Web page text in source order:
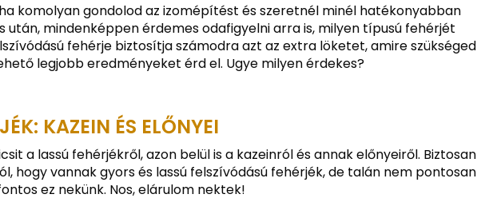
ha komolyan gondolod az izomépítést és szeretnél minél hatékonyabban
után, mindenképpen érdemes odafigyelni arra is, milyen típusú fehérjét
fehérje biztosítja számodra azt az extra löketet, amire szükséged
legjobb eredményeket érd el. Ugye milyen érdekes?
KAZEIN ÉS ELŐNYEI
a lassú fehérjékről, azon belül is a kazeinról és annak előnyeiről. Biztosan
hogy vannak gyors és lassú felszívódású fehérjék, de talán nem pontosan
ez nekünk. Nos, elárulom nektek!